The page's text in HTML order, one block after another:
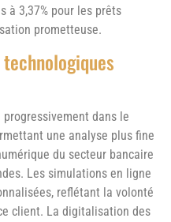
à 3,37% pour les prêts
prometteuse.
dans le
une analyse plus fine
du secteur bancaire
Les simulations en ligne
reflétant la volonté
client. La digitalisation des